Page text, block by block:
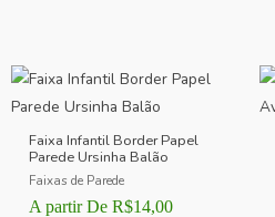
Faixa Infantil Border Papel
Parede Ursinha Balão
Faixas de Parede
A partir De R$14,00